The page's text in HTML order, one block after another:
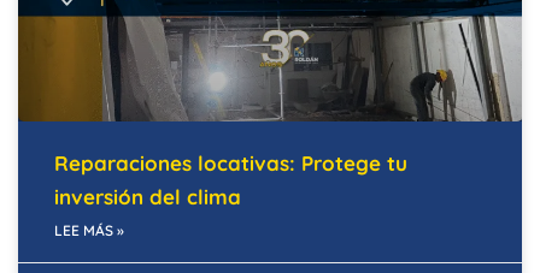
Reparaciones locativas: Protege tu
inversión del clima
LEE MÁS »